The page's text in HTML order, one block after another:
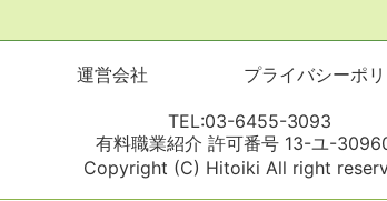
運営会社 プライバシーポ
TEL:03-6455-3093
有料職業紹介 許可番号 13-ユ-
Copyright (C) Hitoiki All right